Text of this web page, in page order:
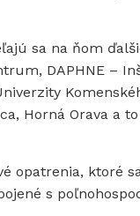
sa na ňom
DAPHNE –
Horná Orava a
opatrenia, ktoré
s